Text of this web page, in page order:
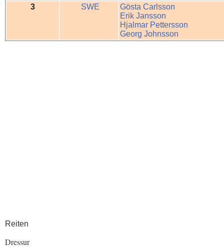
3
SWE
Gösta Carlsson
Erik Jansson
Hjalmar Pettersson
Georg Johnsson
Reiten
Dressur